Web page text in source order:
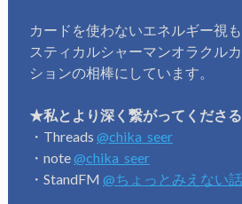
カードを使わないエネルギー視
スティカルシャーマンオラクル
ションの相棒にしています。
★私とより深く繋がってくださ
・Threads @chika_seer
・note @chika_seer
・StandFM @ちょっとみえない話